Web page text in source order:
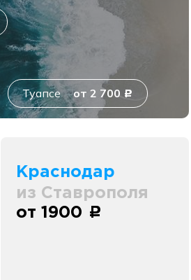
Туапсе от 2 700c
Краснодар
из Ставрополя
от 1900 c